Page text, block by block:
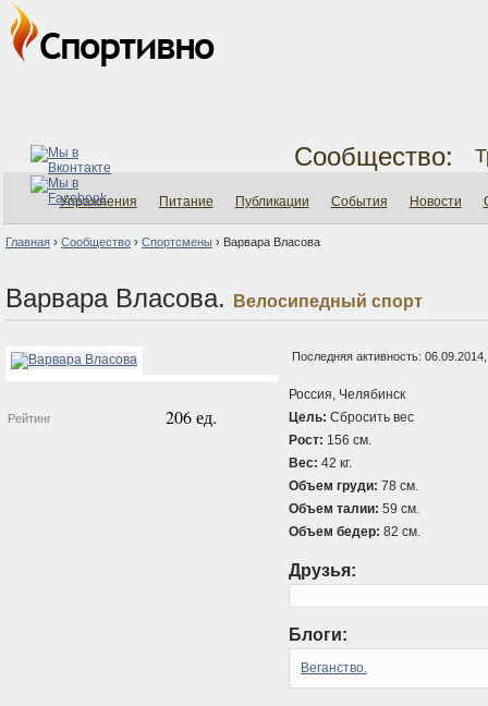
Сообщество:
Упражнения Питание Публикации События Новости
Главная › Сообщество › Спортсмены › Варвара Власова
Варвара Власова. Велосипедный спорт
Рейтинг 206 ед.
Последняя активность:
Россия, Челябинск
Цель: Сбросить вес
Рост: 156 см.
Вес: 42 кг.
Объем груди: 78 см.
Объем талии: 59 см.
Объем бедер: 82 см.
Друзья:
Блоги:
Веганство.